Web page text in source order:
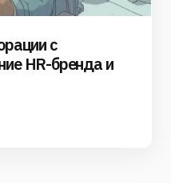
с
HR-бренда и